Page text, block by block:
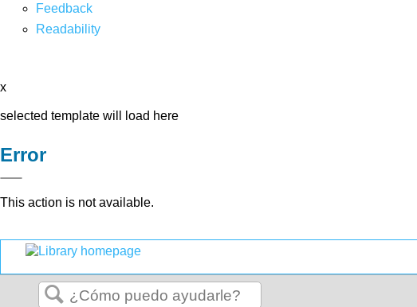
Feedback
Readability
x
selected template will load here
Error
This action is not available.